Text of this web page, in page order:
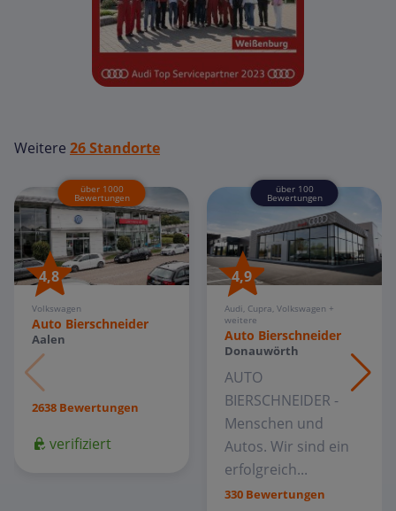
Weitere 26 Standorte
über 1000
Bewertungen
4,8
Volkswagen
Auto Bierschneider
Aalen
2638 Bewertungen
verifiziert
über 100
Bewertungen
4,9
Audi, Cupra, Volkswagen +
weitere
Auto Bierschneider
Donauwörth
AUTO
BIERSCHNEIDER -
Menschen und
Autos. Wir sind ein
erfolgreich...
330 Bewertungen